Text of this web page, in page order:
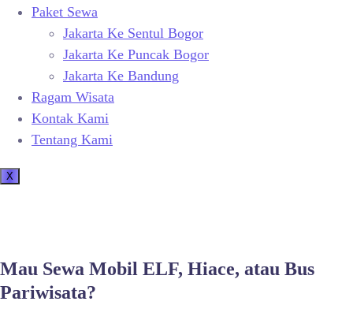
Paket Sewa
Jakarta Ke Sentul Bogor
Jakarta Ke Puncak Bogor
Jakarta Ke Bandung
Ragam Wisata
Kontak Kami
Tentang Kami
X
Mau Sewa Mobil ELF, Hiace, atau Bus
Pariwisata?